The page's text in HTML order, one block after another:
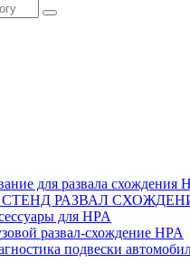
для развала схождения
СТЕНД РАЗВАЛ
для HPA
развал-схождение HPA
подвески